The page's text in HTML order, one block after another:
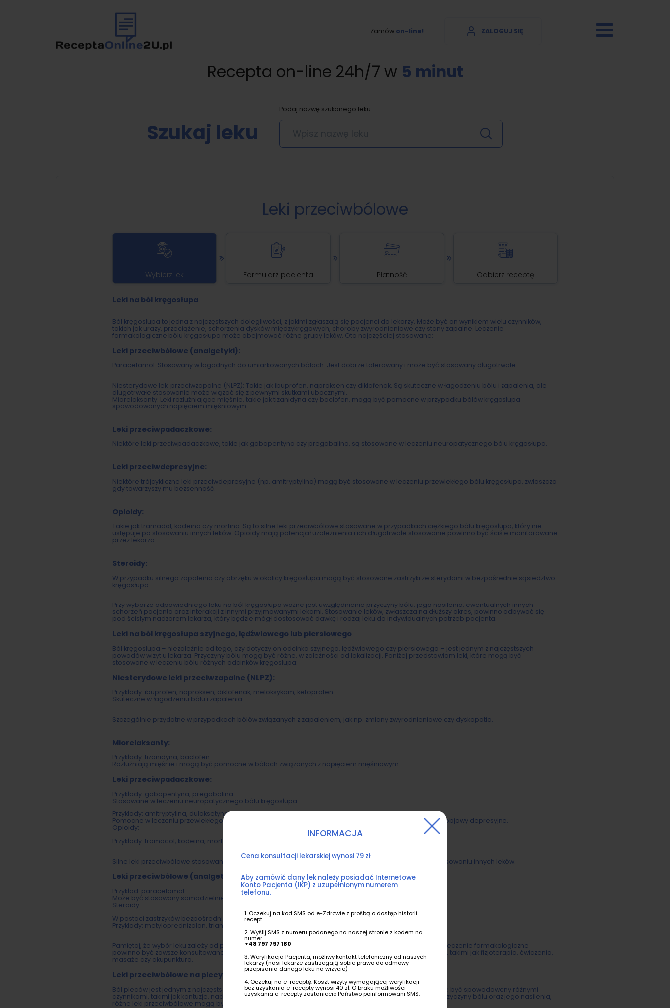
INFORMACJA
Cena konsultacji lekarskiej wynosi 79 zł
Aby zamówić dany lek należy posiadać Internetowe
Konto Pacjenta (IKP) z uzupełnionym numerem
telefonu.
Oczekuj na kod SMS od e-Zdrowie z prośbą o dostęp historii
recept
Wyślij SMS z numeru podanego na naszej stronie z kodem na
numer
+48 797 797 180
Weryfikacja Pacjenta, możliwy kontakt telefoniczny od naszych
lekarzy (nasi lekarze zastrzegają sobie prawo do odmowy
przepisania danego leku na wizycie)
Oczekuj na e-receptę. Koszt wizyty wymagającej weryfikacji
bez uzyskania e-recepty wynosi 40 zł. O braku możliwości
uzyskania e-recepty zostaniecie Państwo poinformowani SMS.
Zamów on-line! ZALOGUJ SIĘ
Recepta on-line 24h/7 w 5 minut
Szukaj leku
Podaj nazwę szukanego leku
Leki przeciwbólowe
Wybierz lek Formularz pacjenta Płatność Odbierz receptę
Leki na ból kręgosłupa
Ból kręgosłupa to jedna z najczęstszych dolegliwości, z jakimi zgłaszają się pacjenci do lekarzy. Może być on wynikiem wielu czynników,
takich jak urazy, przeciążenie, schorzenia dysków międzykręgowych, choroby zwyrodnieniowe czy stany zapalne. Leczenie
farmakologiczne bólu kręgosłupa może obejmować różne grupy leków. Oto najczęściej stosowane:
Leki przeciwbólowe (analgetyki):
Paracetamol: Stosowany w łagodnych do umiarkowanych bólach. Jest dobrze tolerowany i może być stosowany długotrwale.
Niesterydowe leki przeciwzapalne (NLPZ): Takie jak ibuprofen, naproksen czy diklofenak. Są skuteczne w łagodzeniu bólu i zapalenia, ale
długotrwałe stosowanie może wiązać się z pewnymi skutkami ubocznymi.
Miorelaksanty: Leki rozluźniające mięśnie, takie jak tizanidyna czy baclofen, mogą być pomocne w przypadku bólów kręgosłupa
spowodowanych napięciem mięśniowym.
Leki przeciwpadaczkowe:
Niektóre leki przeciwpadaczkowe, takie jak gabapentyna czy pregabalina, są stosowane w leczeniu neuropatycznego bólu kręgosłupa.
Leki przeciwdepresyjne:
Niektóre trójcykliczne leki przeciwdepresyjne (np. amitryptylina) mogą być stosowane w leczeniu przewlekłego bólu kręgosłupa, zwłaszcza
gdy towarzyszy mu bezsenność.
Opioidy:
Takie jak tramadol, kodeina czy morfina. Są to silne leki przeciwbólowe stosowane w przypadkach ciężkiego bólu kręgosłupa, który nie
ustępuje po stosowaniu innych leków. Opioidy mają potencjał uzależnienia i ich długotrwałe stosowanie powinno być ściśle monitorowane
przez lekarza.
Steroidy:
W przypadku silnego zapalenia czy obrzęku w okolicy kręgosłupa mogą być stosowane zastrzyki ze sterydami w bezpośrednie sąsiedztwo
kręgosłupa.
Przy wyborze odpowiedniego leku na ból kręgosłupa ważne jest uwzględnienie przyczyny bólu, jego nasilenia, ewentualnych innych
schorzeń pacjenta oraz interakcji z innymi przyjmowanymi lekami. Stosowanie leków, zwłaszcza na dłuższy okres, powinno odbywać się
pod ścisłym nadzorem lekarza, który będzie mógł dostosować dawkę i rodzaj leku do indywidualnych potrzeb pacjenta.
Leki na ból kręgosłupa szyjnego, lędźwiowego lub piersiowego
Ból kręgosłupa – niezależnie od tego, czy dotyczy on odcinka szyjnego, lędźwiowego czy piersiowego – jest jednym z najczęstszych
powodów wizyt u lekarza. Przyczyny bólu mogą być różne, w zależności od lokalizacji. Poniżej przedstawiam leki, które mogą być
stosowane w leczeniu bólu różnych odcinków kręgosłupa:
Niesterydowe leki przeciwzapalne (NLPZ):
Przykłady: ibuprofen, naproksen, diklofenak, meloksykam, ketoprofen.
Skuteczne w łagodzeniu bólu i zapalenia.
Szczególnie przydatne w przypadkach bólów związanych z zapaleniem, jak np. zmiany zwyrodnieniowe czy dyskopatia.
Miorelaksanty:
Przykłady: tizanidyna, baclofen.
Rozluźniają mięśnie i mogą być pomocne w bólach związanych z napięciem mięśniowym.
Leki przeciwpadaczkowe:
Przykłady: gabapentyna, pregabalina.
Stosowane w leczeniu neuropatycznego bólu kręgosłupa.
Przykłady: amitryptylina, duloksetyna.
Pomocne w leczeniu przewlekłego bólu kręgosłupa, zwłaszcza gdy towarzyszy mu bezsenność czy inne objawy depresyjne.
Opioidy:
Przykłady: tramadol, kodeina, morfina, oksykodon.
Silne leki przeciwbólowe stosowane w przypadkach ciężkiego bólu kręgosłupa, który nie ustępuje po stosowaniu innych leków.
Leki przeciwbólowe (analgetyki):
Przykład: paracetamol.
Może być stosowany samodzielnie lub w połączeniu z innymi lekami.
Steroidy:
W postaci zastrzyków bezpośrednio w okolice kręgosłupa, aby zmniejszyć zapalenie i obrzęk.
Przykłady: metyloprednizolon, triamcynolon.
Pamiętaj, że wybór leku zależy od przyczyny bólu, jego nasilenia oraz indywidualnych potrzeb pacjenta. Leczenie farmakologiczne
powinno być zawsze konsultowane z lekarzem i w miarę możliwości łączone z innymi metodami leczenia, takimi jak fizjoterapia, ćwiczenia,
masaże czy akupunktura.
Leki przeciwbólowe na plecy
Ból pleców jest jednym z najczęstszych dolegliwości, z którymi borykają się ludzie na całym świecie. Może być spowodowany różnymi
czynnikami, takimi jak kontuzje, nadwyrężenie, choroby kręgosłupa czy stany zapalne. W zależności od przyczyny bólu oraz jego nasilenia,
różne leki przeciwbólowe mogą być stosowane do jego łagodzenia.